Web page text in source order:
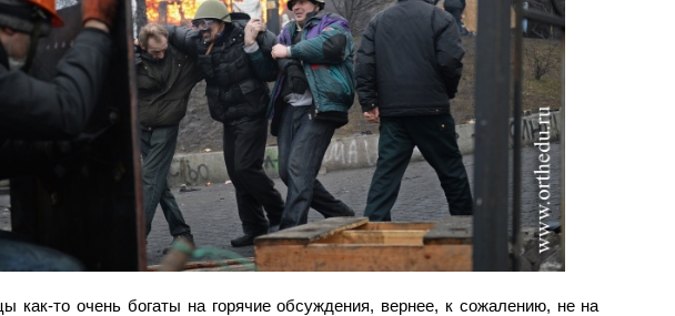
как-то очень богаты на горячие обсуждения, вернее, к сожалению, не на